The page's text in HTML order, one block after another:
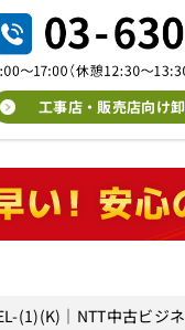
工事店・販売店向け
(1)(K)｜NTT中古ビジ